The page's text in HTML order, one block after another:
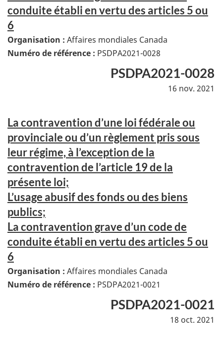
conduite établi en vertu des articles 5 ou
6
Organisation : Affaires mondiales Canada
Numéro de référence : PSDPA2021-0028
PSDPA2021-0028
16 nov. 2021
La contravention d’une loi fédérale ou
provinciale ou d’un règlement pris sous
leur régime, à l’exception de la
contravention de l’article 19 de la
présente loi;
L’usage abusif des fonds ou des biens
publics;
La contravention grave d’un code de
conduite établi en vertu des articles 5 ou
6
Organisation : Affaires mondiales Canada
Numéro de référence : PSDPA2021-0021
PSDPA2021-0021
18 oct. 2021